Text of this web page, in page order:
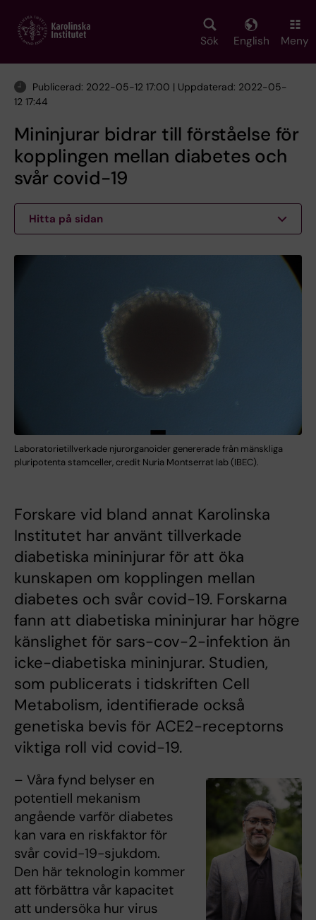
main
Sök English Meny
Publicerad: 2022-05-12 17:00 | Uppdaterad: 2022-05-
12 17:44
Mininjurar bidrar till förståelse för
kopplingen mellan diabetes och
svår covid-19
Hitta på sidan
Laboratorietillverkade njurorganoider genererade från mänskliga
pluripotenta stamceller, credit Nuria Montserrat lab (IBEC).
Forskare vid bland annat Karolinska
Institutet har använt tillverkade
diabetiska mininjurar för att öka
kunskapen om kopplingen mellan
diabetes och svår covid-19. Forskarna
fann att diabetiska mininjurar har högre
känslighet för sars-cov-2-infektion än
icke-diabetiska mininjurar. Studien,
som publicerats i tidskriften Cell
Metabolism, identifierade också
genetiska bevis för ACE2-receptorns
viktiga roll vid covid-19.
– Våra fynd belyser en
potentiell mekanism
angående varför diabetes
kan vara en riskfaktor för
svår covid-19-sjukdom.
Den här teknologin kommer
att förbättra vår kapacitet
att undersöka hur virus